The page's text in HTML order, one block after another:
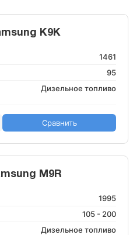
K9K
1461
95
Дизельное топливо
Сравнить
M9R
1995
105 - 200
Дизельное топливо